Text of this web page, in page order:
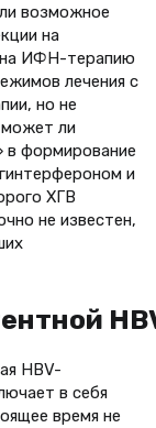
возможное
на
на ИФН-терапию
лечения с
но не
может ли
в формирование
и
ХГВ
не известен,
HBV-
в себя
время не